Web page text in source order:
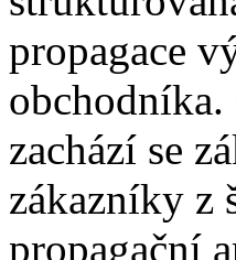
propagace
zachází se
zákazníky z
propagační